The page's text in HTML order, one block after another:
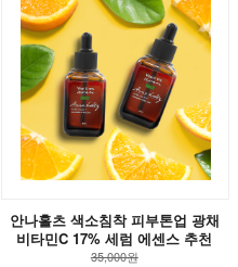
안나홀츠 색소침착 피부톤업 광채
비타민C 17% 세럼 에센스 추천
35,000원